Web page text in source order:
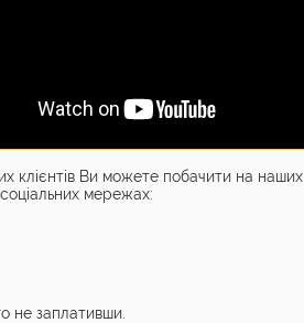
клієнтів Ви можете побачити на наших
мережах:
не заплативши.